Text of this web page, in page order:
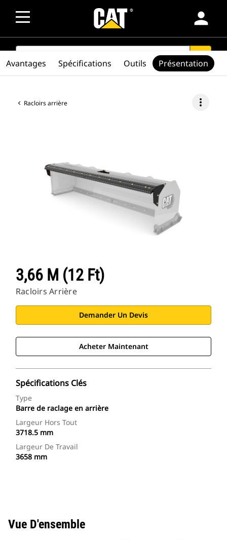
person
SEARCH search
Racloirs arrière more_vert
3,66 M (12 Ft)
Racloirs Arrière
Demander Un Devis
Acheter Maintenant
Spécifications Clés
Type
Barre de raclage en arrière
Largeur Hors Tout
3718.5 mm
Largeur De Travail
3658 mm
Avantages Spécifications Outils Présentation
Vue D'ensemble